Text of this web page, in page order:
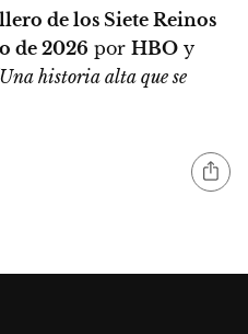
de los Siete Reinos
de 2026 por HBO y
historia alta que se